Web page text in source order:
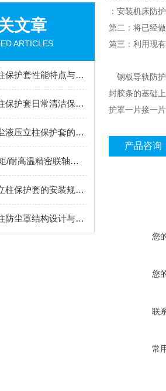
文章
ARTICLES
防火液压支柱保护套性能特点与阻燃防护应用
防尘液压立柱保护套日常清洁保养与更换规范
如何延长防尘液压立柱保护套的使用寿命？
2026年大扭矩/耐高温精密联轴器定制找哪家？能实现精准定制的优质厂家盘点
煤矿用液压立柱保护套的安装规范与使用寿命提升方案
液压支架立柱防尘罩结构设计与密封防护原理
：安装机床防
第二：将已经
第三：利用现
钢板导轨防
封胶条的基础
护罩一片接一
产品咨询
您
您
联
常